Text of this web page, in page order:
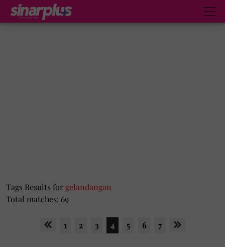
Tags Results for gelandangan
Total matches: 69
1 2 3 4 5 6 7